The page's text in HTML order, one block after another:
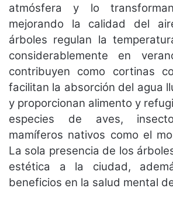
atmósfera y lo
mejorando la calidad del
árboles regulan la
considerablemente en
contribuyen como cortinas
facilitan la absorción del agua
y proporcionan alimento y
especies de aves,
mamíferos nativos como el
La sola presencia de los
estética a la ciudad,
beneficios en la salud mental